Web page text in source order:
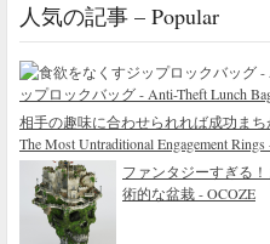
人気の記事 – Popular
ップロックバッグ - Anti-Theft Lunch
相手の趣味に合わせられれば成功ま
The Most Untraditional Engagement Rings
ファンタジーすぎる
術的な盆栽 - OCOZE